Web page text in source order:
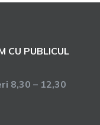
CU PUBLICUL
8,30 – 12,30